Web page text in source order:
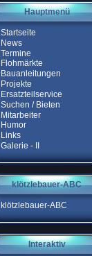
Hauptmenü
Startseite
News
Termine
Flohmärkte
Bauanleitungen
Projekte
Ersatzteilservice
Suchen / Bieten
Mitarbeiter
Humor
Links
Galerie - II
klötzlebauer-ABC
klötzlebauer-ABC
Interaktiv